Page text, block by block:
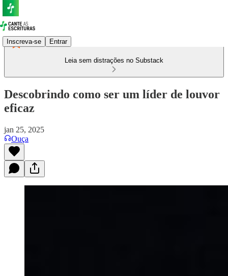
Inscreva-se Entrar
Leia sem distrações no Substack
Descobrindo como ser um líder de louvor
eficaz
jan 25, 2025
Ouça